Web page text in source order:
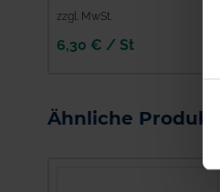
zzgl. MwSt.
6,30 € / St
Ähnliche Produkte